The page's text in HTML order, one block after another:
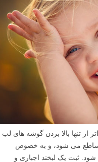
از تنها بالا بردن گوشه های لب
می شود، و به خصوص
ثبت یک لبخند اجباری و